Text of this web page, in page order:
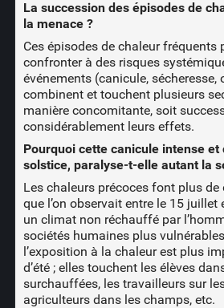
La succession des épisodes de
la menace ?
Ces épisodes de chaleur fréquents
confronter à des risques
événements (canicule, sécheresse,
combinent et touchent plusieurs
manière concomitante, soit
considérablement leurs effets.
Pourquoi cette canicule intense et
solstice, paralyse-t-elle autant la
Les chaleurs précoces font plus de
que l’on observait entre le 15
un climat non réchauffé par
sociétés humaines plus
l’exposition à la chaleur est plus
d’été ; elles touchent les élèves
surchauffées, les travailleurs sur
agriculteurs dans les champs, etc.